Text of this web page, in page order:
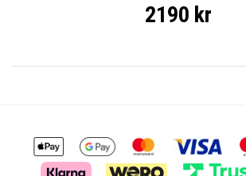
2190 kr